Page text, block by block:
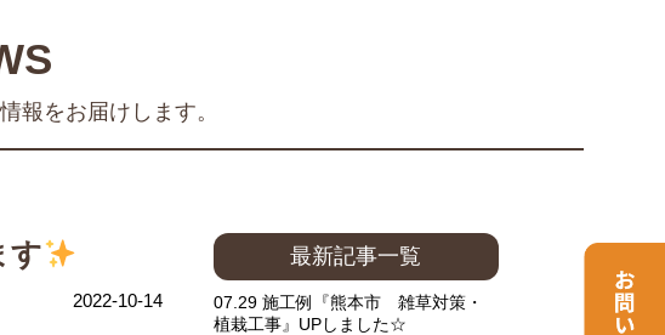
報をお届けします。
す
2022-10-14
最新記事一覧
07.29 施工例『熊本市 雑草対策・
植栽工事』UPしました☆